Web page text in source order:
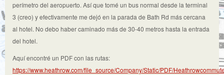
perímetro del aeropuerto. Así que tomé un bus normal desde la terminal
3 (creo) y efectivamente me dejó en la parada de Bath Rd más cercana
al hotel. No debo haber caminado más de 30-40 metros hasta la entrada
del hotel.
Aquí encontré un PDF con las rutas:
https://www.heathrow.com/file_source/Company/Static/PDF/